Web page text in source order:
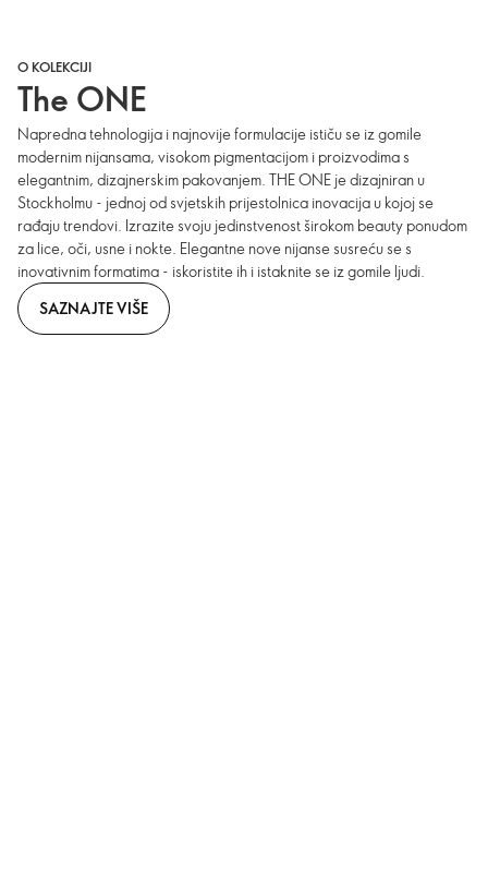
O KOLEKCIJI
The ONE
Napredna tehnologija i najnovije formulacije ističu se iz gomile
modernim nijansama, visokom pigmentacijom i proizvodima s
elegantnim, dizajnerskim pakovanjem. THE ONE je dizajniran u
Stockholmu - jednoj od svjetskih prijestolnica inovacija u kojoj se
rađaju trendovi. Izrazite svoju jedinstvenost širokom beauty ponudom
za lice, oči, usne i nokte. Elegantne nove nijanse susreću se s
inovativnim formatima - iskoristite ih i istaknite se iz gomile ljudi.
SAZNAJTE VIŠE